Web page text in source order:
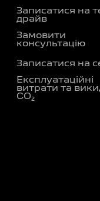
Записатися на
драйв
Замовити
консультацію
Записатися на
Експлуатаційні
витрати та
CO₂